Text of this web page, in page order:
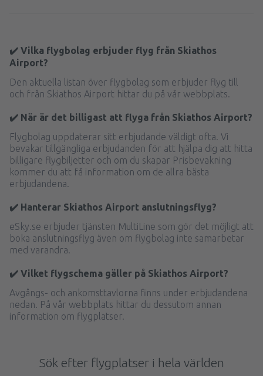
✔️ Vilka flygbolag erbjuder flyg från Skiathos
Airport?
Den aktuella listan över flygbolag som erbjuder flyg till
och från Skiathos Airport hittar du på vår webbplats.
✔️ När är det billigast att flyga från Skiathos Airport?
Flygbolag uppdaterar sitt erbjudande väldigt ofta. Vi
bevakar tillgängliga erbjudanden för att hjälpa dig att hitta
billigare flygbiljetter och om du skapar Prisbevakning
kommer du att få information om de allra bästa
erbjudandena.
✔️ Hanterar Skiathos Airport anslutningsflyg?
eSky.se erbjuder tjänsten MultiLine som gör det möjligt att
boka anslutningsflyg även om flygbolag inte samarbetar
med varandra.
✔️ Vilket flygschema gäller på Skiathos Airport?
Avgångs- och ankomsttavlorna finns under erbjudandena
nedan. På vår webbplats hittar du dessutom annan
information om flygplatser.
Sök efter flygplatser i hela världen